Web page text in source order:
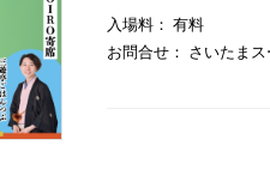
入場料： 有料
お問合せ： さいたま